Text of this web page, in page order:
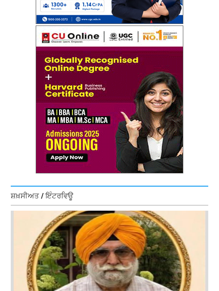
ਸ਼ਖ਼ਸੀਅਤ / ਇੰਟਰਵਿਊ